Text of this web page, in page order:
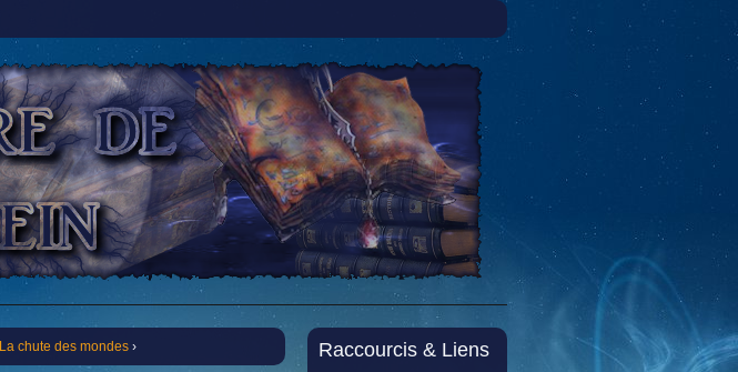
La chute des mondes› Raccourcis & Liens